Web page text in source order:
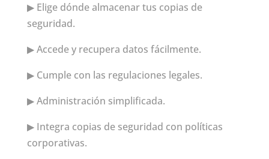
▶ Elige dónde almacenar tus copias de
seguridad.
▶ Accede y recupera datos fácilmente.
▶ Cumple con las regulaciones legales.
▶ Administración simplificada.
▶ Integra copias de seguridad con políticas
corporativas.